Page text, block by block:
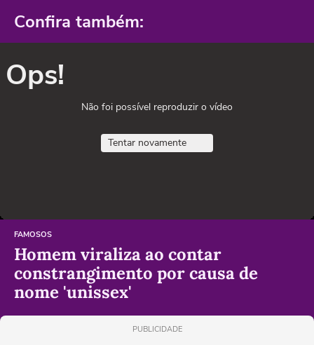
Confira também:
Ops!
Não foi possível reproduzir o vídeo
Tentar novamente
FAMOSOS
Homem viraliza ao contar
constrangimento por causa de
nome 'unissex'
PUBLICIDADE